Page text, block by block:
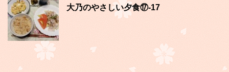
大乃のやさしい夕食⑰-17